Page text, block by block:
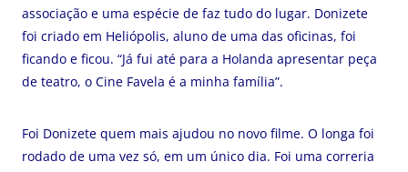
associação e uma espécie de faz tudo do lugar. Donizete
foi criado em Heliópolis, aluno de uma das oficinas, foi
ficando e ficou. “Já fui até para a Holanda apresentar peça
de teatro, o Cine Favela é a minha família”.
Foi Donizete quem mais ajudou no novo filme. O longa foi
rodado de uma vez só, em um único dia. Foi uma correria